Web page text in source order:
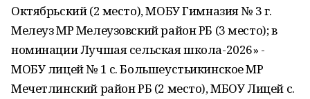
Октябрьский (2 место), МОБУ Гимназия № 3 г.
Мелеуз МР Мелеузовский район РБ (3 место); в
номинации Лучшая сельская школа-2026» -
МОБУ лицей № 1 с. Большеустьикинское МР
Мечетлинский район РБ (2 место), МБОУ Лицей с.